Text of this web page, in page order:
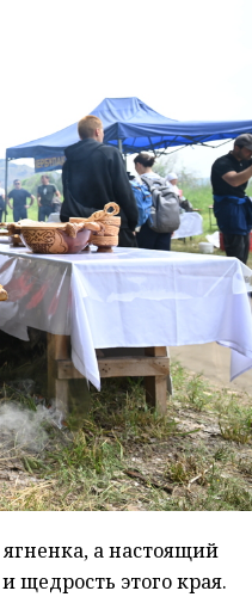
а настоящий
щедрость этого края.